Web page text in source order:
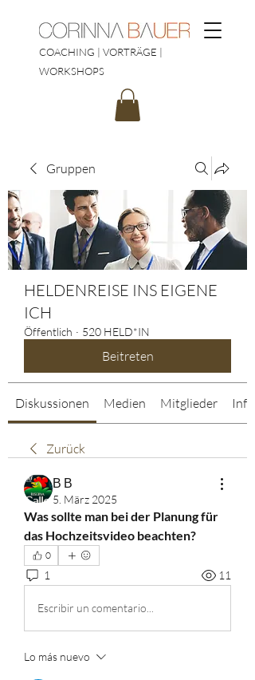
COACHING | VORTRÄGE |
WORKSHOPS
Gruppen
HELDENREISE INS EIGENE
ICH
Öffentlich · 520 HELD*IN
Beitreten
Diskussionen Medien Mitglieder Info
Zurück
В В
5. März 2025
Was sollte man bei der Planung für
das Hochzeitsvideo beachten?
0
1 11
Escribir un comentario...
Lo más nuevo